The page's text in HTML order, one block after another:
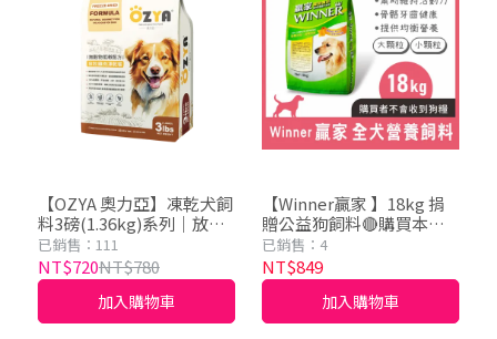
【OZYA 奧力亞】凍乾犬飼
料3磅(1.36kg)系列｜放牧
雞肉／草飼牛肉／深海鮪
魚｜凍乾糧、無穀犬糧、
頂級無穀凍乾犬糧、全齡
已銷售：111
NT$720NT$780
加入購物車
【Winner贏家 】18kg 捐
贈公益狗飼料🔴購買本商
品不會收到狗飼料，我們
代為捐贈
已銷售：4
NT$849
加入購物車